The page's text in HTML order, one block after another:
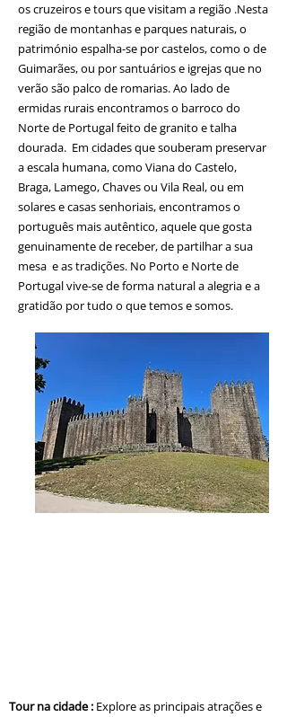
os cruzeiros e tours que visitam a região .Nesta
região de montanhas e parques naturais, o
património espalha-se por castelos, como o de
Guimarães, ou por santuários e igrejas que no
verão são palco de romarias. Ao lado de
ermidas rurais encontramos o barroco do
Norte de Portugal feito de granito e talha
dourada. Em cidades que souberam preservar
a escala humana, como Viana do Castelo,
Braga, Lamego, Chaves ou Vila Real, ou em
solares e casas senhoriais, encontramos o
português mais autêntico, aquele que gosta
genuinamente de receber, de partilhar a sua
mesa e as tradições. No Porto e Norte de
Portugal vive-se de forma natural a alegria e a
gratidão por tudo o que temos e somos.
Tour na cidade : Explore as principais atrações e